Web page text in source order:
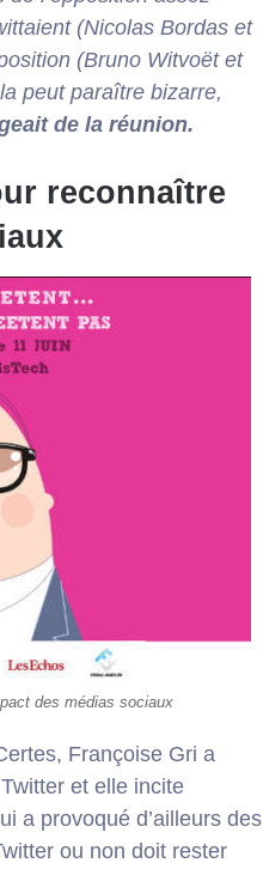
(Nicolas Bordas et
(Bruno Witvoët et
peut paraître bizarre,
de la réunion.
reconnaître
des médias sociaux
Françoise Gri a
et elle incite
a provoqué d’ailleurs des
ou non doit rester